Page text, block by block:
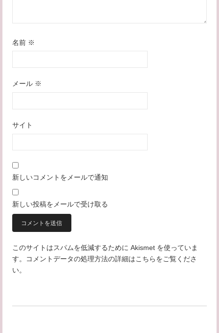
名前 ※
メール ※
サイト
新しいコメントをメールで通知
新しい投稿をメールで受け取る
このサイトはスパムを低減するために Akismet を使っていま
す。
コメントデータの処理方法の詳細はこちらをご覧くださ
い。